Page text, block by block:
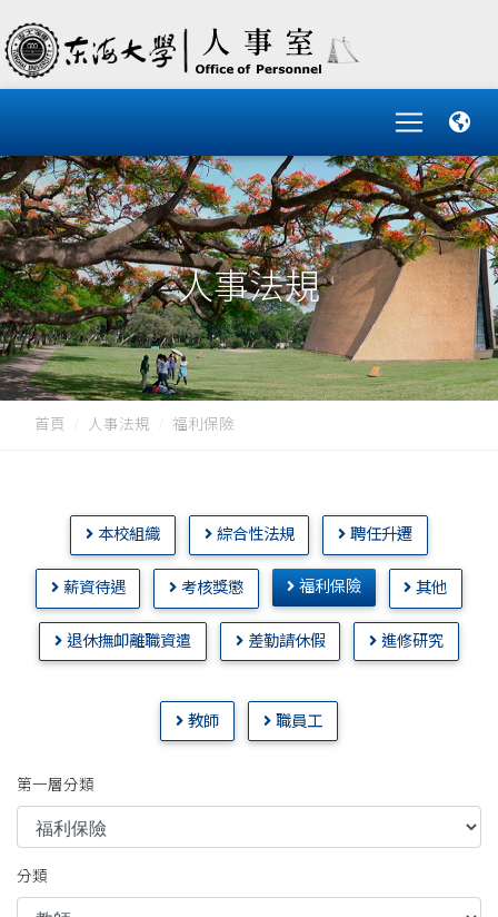
人事法規
首頁 人事法規 福利保險
本校組織 綜合性法規 聘任升遷
薪資待遇 考核獎懲 福利保險 其他
退休撫卹離職資遣 差勤請休假 進修研究
教師 職員工
第一層分類
分類